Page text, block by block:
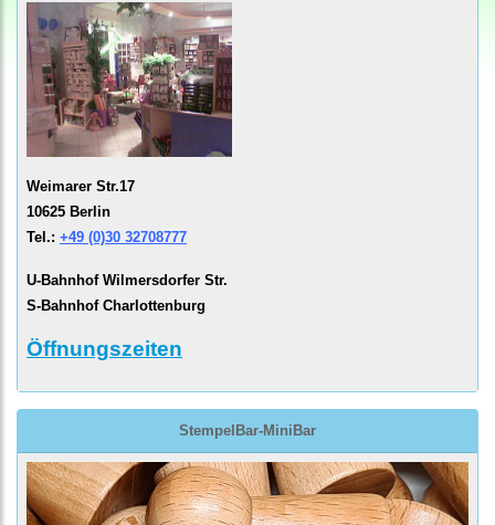
Weimarer Str.17
10625 Berlin
Tel.: +49 (0)30 32708777
U-Bahnhof Wilmersdorfer Str.
S-Bahnhof Charlottenburg
Öffnungszeiten
StempelBar-MiniBar